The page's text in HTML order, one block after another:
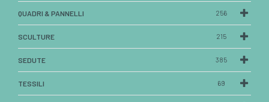
QUADRI & PANNELLI 256
SCULTURE 215
SEDUTE 385
TESSILI 69